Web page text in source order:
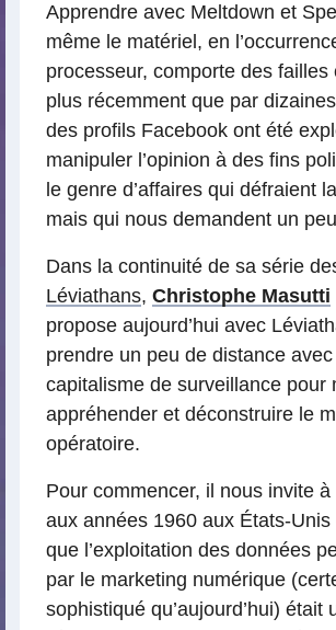
Apprendre avec Meltdown et
même le matériel, en
processeur, comporte des failles
plus récemment que par
des profils Facebook ont été
manipuler l’opinion à des fins
le genre d’affaires qui défraient
mais qui nous demandent un
Dans la continuité de sa série
Léviathans, Christophe Masutti
propose aujourd’hui avec
prendre un peu de distance
capitalisme de surveillance pour
appréhender et déconstruire le
opératoire.
Pour commencer, il nous invite
aux années 1960 aux États-
que l’exploitation des données
par le marketing numérique
sophistiqué qu’aujourd’hui) était